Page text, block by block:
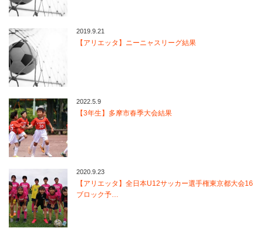
2019.9.21
【アリエッタ】ニーニャスリーグ結果
2022.5.9
【3年生】多摩市春季大会結果
2020.9.23
【アリエッタ】全日本U12サッカー選手権東京都大会16
ブロック予…